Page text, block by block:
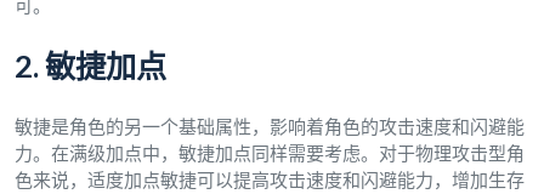
可。
2. 敏捷加点
敏捷是角色的另一个基础属性，影响着角色的攻击速度和闪避能
力。在满级加点中，敏捷加点同样需要考虑。对于物理攻击型角
色来说，适度加点敏捷可以提高攻击速度和闪避能力，增加生存